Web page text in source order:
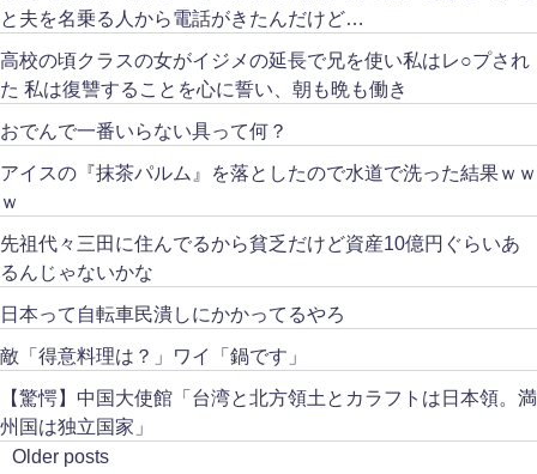
と夫を名乗る人から電話がきたんだけど…
高校の頃クラスの女がイジメの延長で兄を使い私はレ○プされ
た 私は復讐することを心に誓い、朝も晩も働き
おでんで一番いらない具って何？
アイスの『抹茶パルム』を落としたので水道で洗った結果ｗｗ
ｗ
先祖代々三田に住んでるから貧乏だけど資産10億円ぐらいあ
るんじゃないかな
日本って自転車民潰しにかかってるやろ
敵「得意料理は？」ワイ「鍋です」
【驚愕】中国大使館「台湾と北方領土とカラフトは日本領。満
州国は独立国家」
Older posts